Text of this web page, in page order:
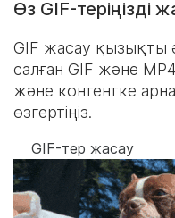
Өз GIF-теріңізді
GIF жасау қызықты
салған GIF және
және контентке
өзгертіңіз.
GIF-тер жасау